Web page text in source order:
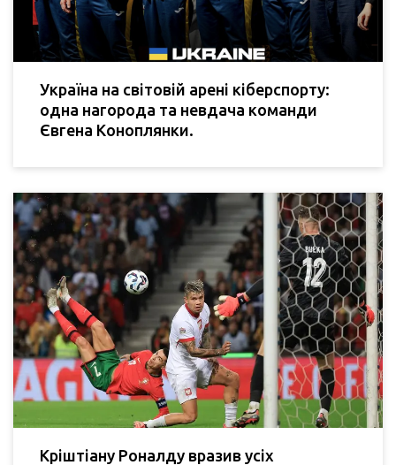
Україна на світовій арені кіберспорту:
одна нагорода та невдача команди
Євгена Коноплянки.
Кріштіану Роналду вразив усіх